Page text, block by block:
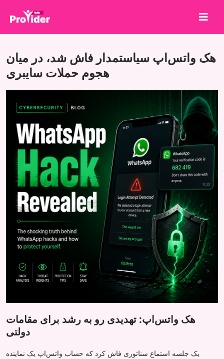
درباره ما
ثبت نام
خدمات
API
شرایط
بلاگ
هک واتس‌اپ سیاستمدار فاش شد، در میان
هجوم حملات سایبری
هک واتس‌اپ: تهدیدی رو به رشد برای مقامات
دولتی
یک جلسه استماع سناتوری فاش کرد که حساب واتس‌اپ یک نماینده